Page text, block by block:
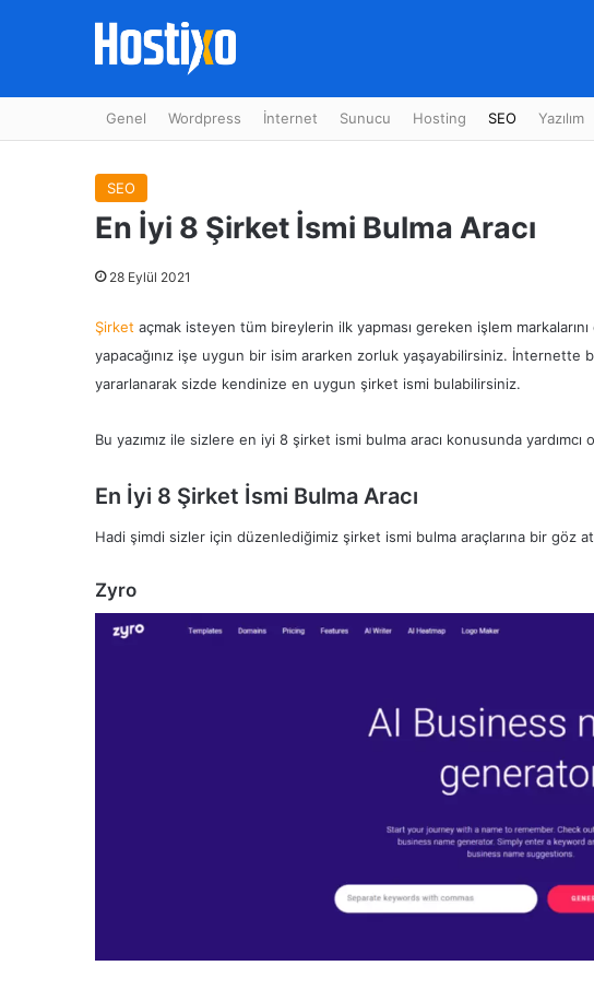
Genel Wordpress İnternet Sunucu Hosting SEO Yazılım
SEO
En İyi 8 Şirket İsmi Bulma Aracı
28 Eylül 2021
Şirket açmak isteyen tüm bireylerin ilk yapması gereken işlem
yapacağınız işe uygun bir isim ararken zorluk yaşayabilirsiniz. İnternette
yararlanarak sizde kendinize en uygun şirket ismi bulabilirsiniz.
Bu yazımız ile sizlere en iyi 8 şirket ismi bulma aracı konusunda yardımcı
En İyi 8 Şirket İsmi Bulma Aracı
Hadi şimdi sizler için düzenlediğimiz şirket ismi bulma araçlarına bir göz
Zyro